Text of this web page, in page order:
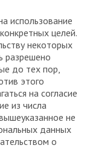
использование
целей.
некоторых
разрешено
до тех пор,
этого
на согласие
из числа
не
данных
о